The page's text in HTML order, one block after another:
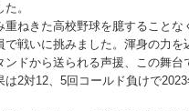
。
重ねきた高校野球を臆することな
で戦いに挑みました。渾身の力を
ンドから送られる声援、この舞台
は2対12、5回コールド負けで